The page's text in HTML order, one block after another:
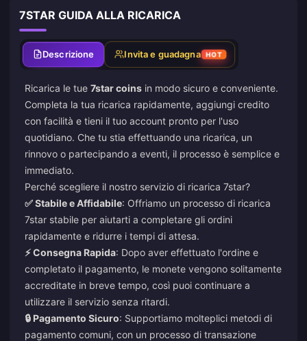
7STAR GUIDA ALLA RICARICA
Descrizione Invita e guadagna HOT
Ricarica le tue 7star coins in modo sicuro e conveniente.
Completa la tua ricarica rapidamente, aggiungi credito
con facilità e tieni il tuo account pronto per l'uso
quotidiano. Che tu stia effettuando una ricarica, un
rinnovo o partecipando a eventi, il processo è semplice e
immediato.
Perché scegliere il nostro servizio di ricarica 7star?
✅ Stabile e Affidabile: Offriamo un processo di ricarica
7star stabile per aiutarti a completare gli ordini
rapidamente e ridurre i tempi di attesa.
⚡ Consegna Rapida: Dopo aver effettuato l'ordine e
completato il pagamento, le monete vengono solitamente
accreditate in breve tempo, così puoi continuare a
utilizzare il servizio senza ritardi.
🔒 Pagamento Sicuro: Supportiamo molteplici metodi di
pagamento comuni, con un processo di transazione